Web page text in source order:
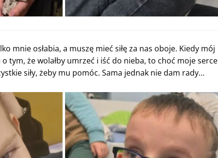
mnie osłabia, a muszę mieć siłę za nas oboje. Kiedy mój
tym, że wolałby umrzeć i iść do nieba, to choć moje serce
siły, żeby mu pomóc. Sama jednak nie dam rady…